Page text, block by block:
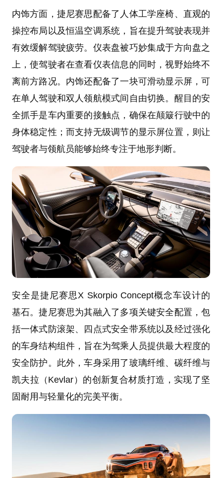
内饰方面，捷尼赛思配备了人体工学座椅、直观的
操控布局以及恒温空调系统，旨在提升驾驶表现并
有效缓解驾驶疲劳。仪表盘被巧妙集成于方向盘之
上，使驾驶者在查看仪表信息的同时，视野始终不
离前方路况。内饰还配备了一块可滑动显示屏，可
在单人驾驶和双人领航模式间自由切换。醒目的安
全抓手是车内重要的接触点，确保在颠簸行驶中的
身体稳定性；而支持无级调节的显示屏位置，则让
驾驶者与领航员能够始终专注于地形判断。
安全是捷尼赛思X Skorpio Concept概念车设计的
基石。捷尼赛思为其融入了多项关键安全配置，包
括一体式防滚架、四点式安全带系统以及经过强化
的车身结构组件，旨在为驾乘人员提供最大程度的
安全防护。此外，车身采用了玻璃纤维、碳纤维与
凯夫拉（Kevlar）的创新复合材质打造，实现了坚
固耐用与轻量化的完美平衡。